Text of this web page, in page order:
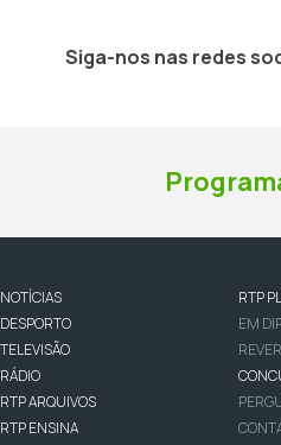
Siga-nos nas redes
NOTÍCIAS
DESPORTO
TELEVISÃO
RÁDIO
RTP ARQUIVOS
RTP ENSINA
RTP
EM